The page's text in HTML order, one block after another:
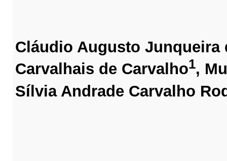
Cláudio Augusto Junqueira
Carvalhais de Carvalho1,
Sílvia Andrade Carvalho